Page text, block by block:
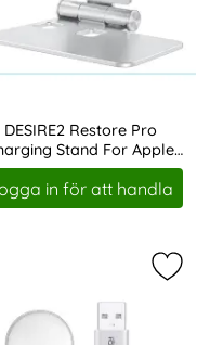
DESIRE2 Restore Pro
Stand For Apple
Watch Silver
231682
in för att handla
Apple Watch